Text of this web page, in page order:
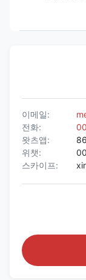
이메일:
전화:
왓츠앱:
위챗:
스카이프: